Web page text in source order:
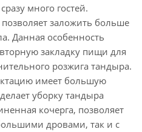
много гостей.
заложить больше
Данная особенность
закладку пищи для
розжига тандыра.
имеет большую
уборку тандыра
кочерга, позволяет
дровами, так и с